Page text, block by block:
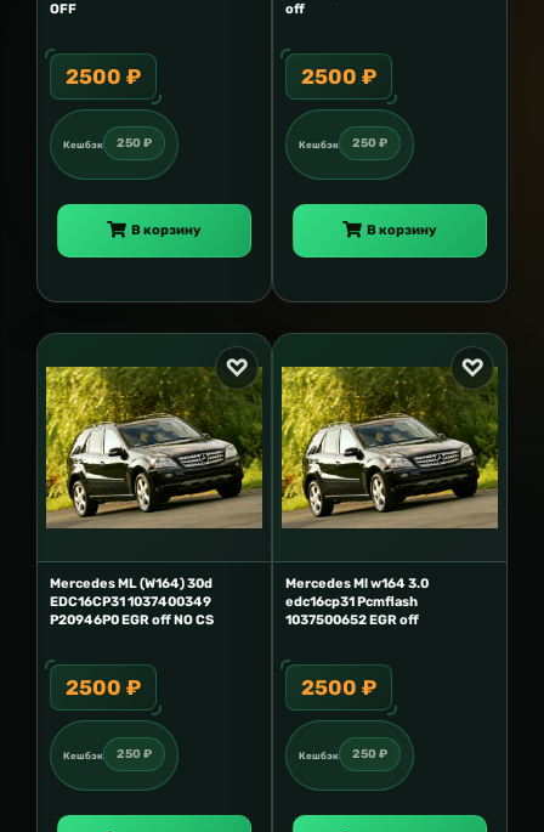
OFF
2500 ₽
Кешбэк 250 ₽
В корзину
off
2500 ₽
Кешбэк 250 ₽
В корзину
Mercedes ML (W164) 30d
EDC16CP31 1037400349
P20946P0 EGR off NO CS
2500 ₽
Кешбэк 250 ₽
Mercedes Ml w164 3.0
edc16cp31 Pcmflash
1037500652 EGR off
2500 ₽
Кешбэк 250 ₽